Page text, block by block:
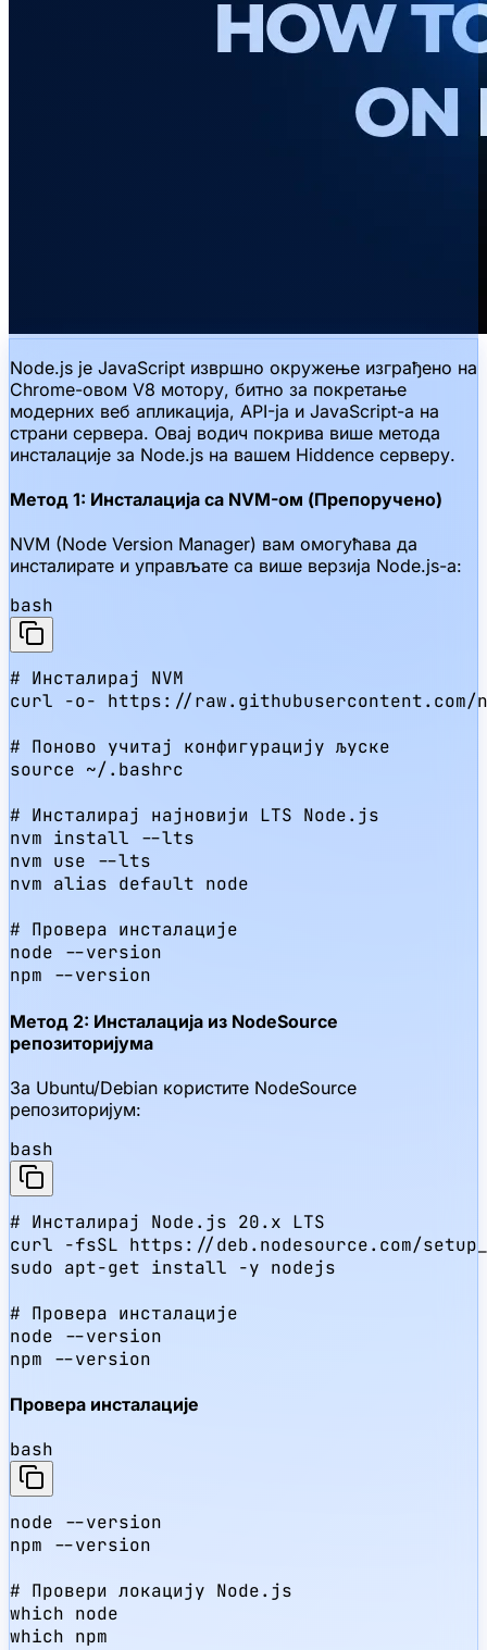
Node.js је JavaScript извршно окружење изграђено на
Chrome-овом V8 мотору, битно за покретање
модерних веб апликација, API-ја и JavaScript-а на
страни сервера. Овај водич покрива више метода
инсталације за Node.js на вашем Hiddence серверу.
Метод 1: Инсталација са NVM-ом (Препоручено)
NVM (Node Version Manager) вам омогућава да
инсталирате и управљате са више верзија Node.js-а:
bash
# Инсталирај NVM
curl -o- https://raw.githubusercontent.com/
# Поново учитај конфигурацију љуске
source ~/.bashrc
# Инсталирај најновији LTS Node.js
nvm install --lts
nvm use --lts
nvm alias default node
# Провера инсталације
node --version
npm --version
Метод 2: Инсталација из NodeSource
репозиторијума
За Ubuntu/Debian користите NodeSource
репозиторијум:
bash
# Инсталирај Node.js 20.x LTS
curl -fsSL https://deb.nodesource.com/
sudo apt-get install -y nodejs
# Провера инсталације
node --version
npm --version
Провера инсталације
bash
node --version
npm --version
# Провери локацију Node.js
which node
which npm